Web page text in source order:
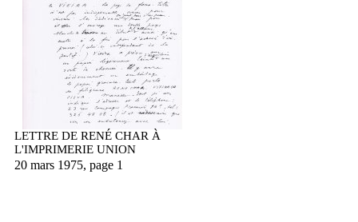
LETTRE DE RENÉ CHAR À
L'IMPRIMERIE UNION
20 mars 1975, page 1